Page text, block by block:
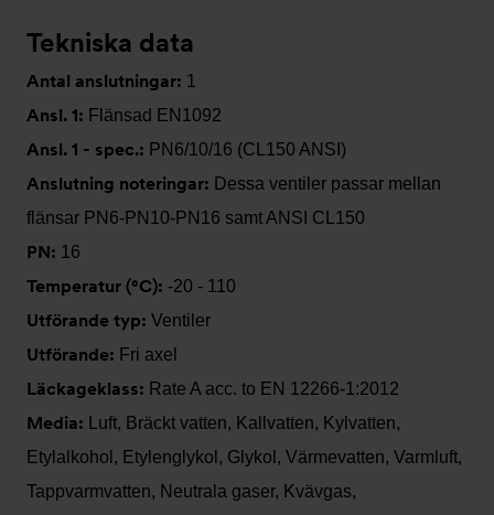
Tekniska data
Antal anslutningar: 1
Ansl. 1: Flänsad EN1092
Ansl. 1 - spec.: PN6/10/16 (CL150 ANSI)
Anslutning noteringar: Dessa ventiler passar mellan
flänsar PN6-PN10-PN16 samt ANSI CL150
PN: 16
Temperatur (°C): -20 - 110
Utförande typ: Ventiler
Utförande: Fri axel
Läckageklass: Rate A acc. to EN 12266-1:2012
Media:
Luft, Bräckt vatten, Kallvatten, Kylvatten,
Etylalkohol, Etylenglykol, Glykol, Värmevatten, Varmluft,
Tappvarmvatten, Neutrala gaser, Kvävgas,